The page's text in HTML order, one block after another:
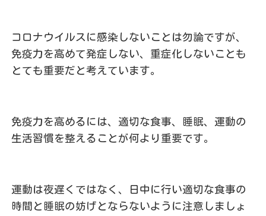
コロナウイルスに感染しないことは勿論ですが、
免疫力を高めて発症しない、重症化しないことも
とても重要だと考えています。
免疫力を高めるには、適切な食事、睡眠、運動の
生活習慣を整えることが何より重要です。
運動は夜遅くではなく、日中に行い適切な食事の
時間と睡眠の妨げとならないように注意しましょ